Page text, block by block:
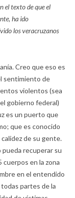
el texto de que el
ha ido
los veracruzanos
Creo que eso es
sentimiento de
violentos (sea
gobierno federal)
es un puerto que
que es conocido
de su gente.
recuperar su
en la zona
en el entendido
partes de la